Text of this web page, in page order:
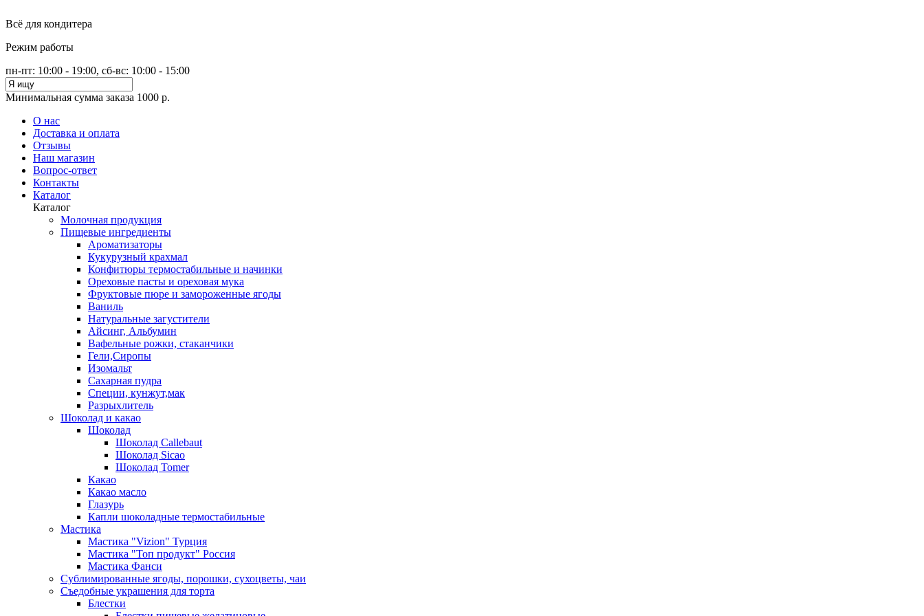
Всё для кондитера
Режим работы
пн-пт: 10:00 - 19:00, сб-вс: 10:00 - 15:00
Минимальная сумма заказа 1000 р.
О нас
Доставка и оплата
Отзывы
Наш магазин
Вопрос-ответ
Контакты
Каталог
Каталог
Молочная продукция
Пищевые ингредиенты
Ароматизаторы
Кукурузный крахмал
Конфитюры термостабильные и начинки
Ореховые пасты и ореховая мука
Фруктовые пюре и замороженные ягоды
Ваниль
Натуральные загустители
Айсинг, Альбумин
Вафельные рожки, стаканчики
Гели,Сиропы
Изомальт
Сахарная пудра
Специи, кунжут,мак
Разрыхлитель
Шоколад и какао
Шоколад
Шоколад Callebaut
Шоколад Sicao
Шоколад Tomer
Какао
Какао масло
Глазурь
Капли шоколадные термостабильные
Мастика
Мастика "Vizion" Турция
Мастика "Топ продукт" Россия
Мастика Фанси
Сублимированные ягоды, порошки, сухоцветы, чаи
Съедобные украшения для торта
Блестки